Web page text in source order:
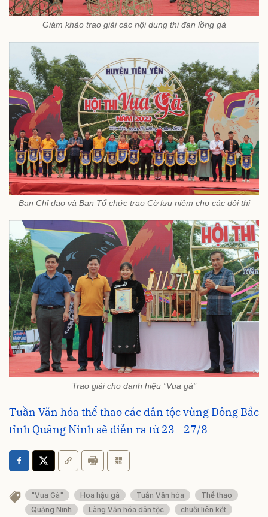
Giám khảo trao giải các nội dung thi đan lồng gà
Ban Chỉ đạo và Ban Tổ chức trao Cờ lưu niệm cho các đội thi
Trao giải cho danh hiệu "Vua gà"
Tuần Văn hóa thể thao các dân tộc vùng Đông Bắc
tỉnh Quảng Ninh sẽ diễn ra từ 23 - 27/8
"Vua Gà" Hoa hậu gà Tuần Văn hóa
Thể thao
Quảng Ninh
Làng Văn hóa dân tộc chuỗi liên kết